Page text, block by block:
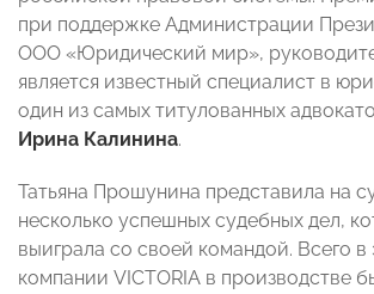
при поддержке Администрации
ООО «Юридический мир»,
является известный специалист в
один из самых титулованных
Ирина Калинина.
Татьяна Прошунина представила на
несколько успешных судебных дел,
выиграла со своей командой. Всего в
компании VICTORIA в производстве